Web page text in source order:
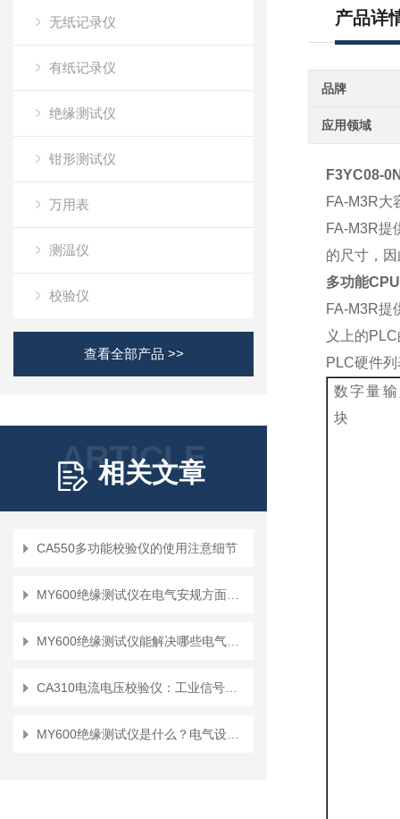
无纸记录仪
有纸记录仪
绝缘测试仪
钳形测试仪
万用表
测温仪
校验仪
查看全部产品 >>
ARTICLE
相关文章
CA550多功能校验仪的使用注意细节
产品详
品牌
应用领域
F3YC08-
FA-M3R大
FA-M3R提
的尺寸，
多功能
FA-M3R提
义上的PLC
PLC硬件列
数字量
块